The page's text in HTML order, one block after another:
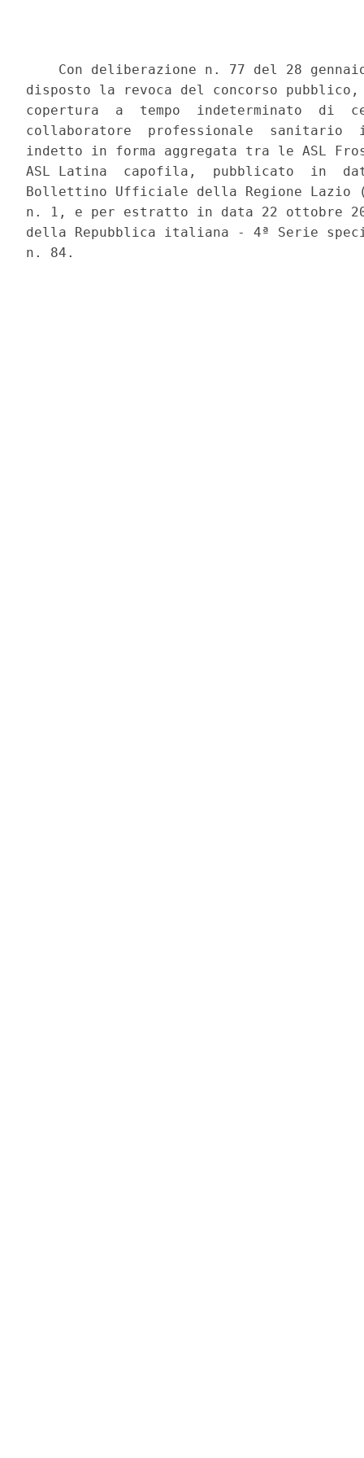
Con deliberazione n. 77 del 28
disposto la revoca del concorso
copertura  a  tempo  indeterminato  di
collaboratore  professionale  sanitario
indetto in forma aggregata tra le ASL
ASL Latina  capofila,  pubblicato  in
Bollettino Ufficiale della Regione Lazio
n. 1, e per estratto in data 22 ottobre
della Repubblica italiana - 4ª Serie
n. 84.